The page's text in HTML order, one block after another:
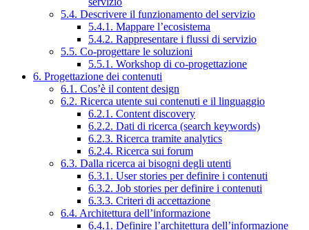
5.4. Descrivere il funzionamento del servizio
5.4.1. Mappare l’ecosistema
5.4.2. Rappresentare i flussi di servizio
5.5. Co-progettare le soluzioni
5.5.1. Workshop di co-progettazione
6. Progettazione dei contenuti
6.1. Cos’è il content design
6.2. Ricerca utente sui contenuti e il linguaggio
6.2.1. Content discovery
6.2.2. Dati di ricerca (search keywords)
6.2.3. Ricerca tramite analytics
6.2.4. Ricerca sui forum
6.3. Dalla ricerca ai bisogni degli utenti
6.3.1. User stories per definire i contenuti
6.3.2. Job stories per definire i contenuti
6.3.3. Criteri di accettazione
6.4. Architettura dell’informazione
6.4.1. Definire l’architettura dell’informazione